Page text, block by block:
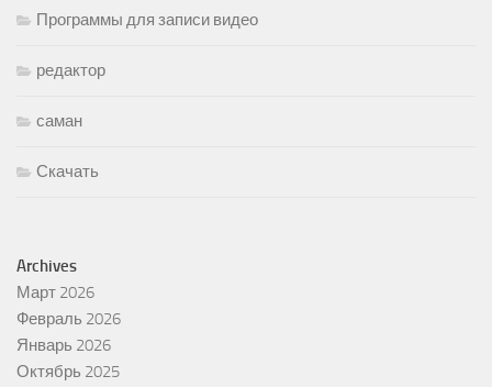
Программы для записи видео
редактор
саман
Скачать
Archives
Март 2026
Февраль 2026
Январь 2026
Октябрь 2025